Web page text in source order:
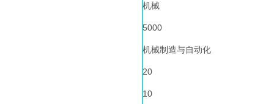
机械
5000
机械制造与自动化
20
10